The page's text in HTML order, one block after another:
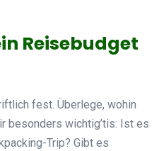
Reisebudget
fest. Überlege, wohin
besonders wichtig’tis: Ist es
Trip? Gibt es